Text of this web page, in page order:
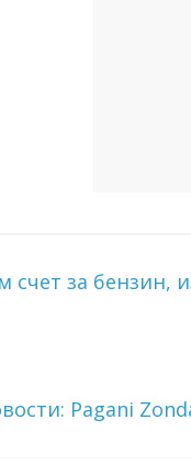
счет за бензин,
Pagani